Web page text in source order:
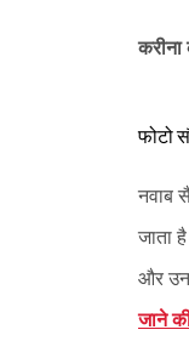
फोटो
नवाब
जाता
और
जाने